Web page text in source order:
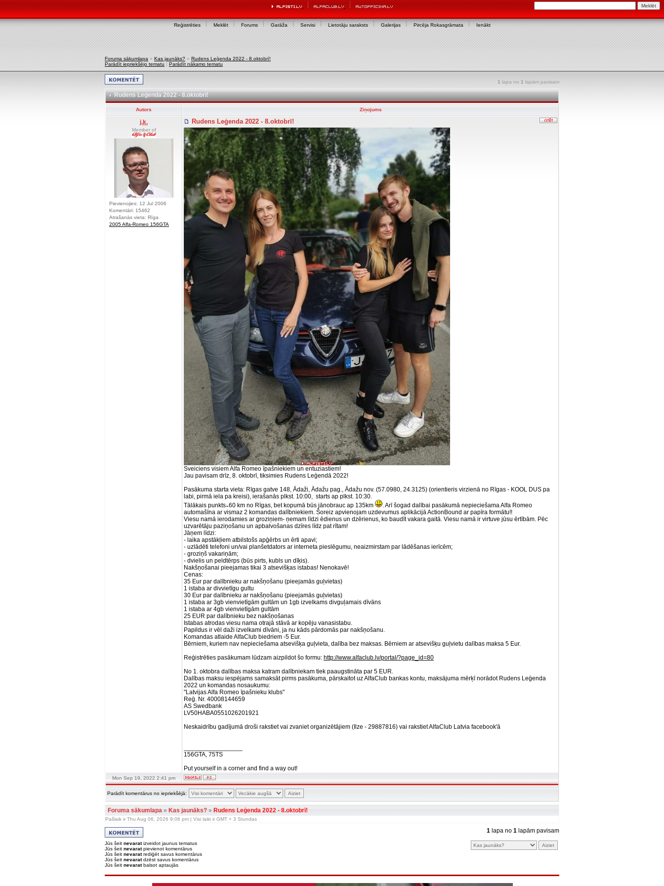
Reģistrēties Meklēt Forums Garāža Servisi Lietotāju saraksts Galerijas Pircēja Rokasgrāmata Ienākt
Foruma sākumlapa » Kas jaunāks? » Rudens Leģenda 2022 - 8.oktobrī!
Parādīt iepriekšējo tematu | Parādīt nākamo tematu
1 lapa no 1 lapām pavisam
Rudens Leģenda 2022 - 8.oktobrī!
Autors Ziņojums
j.k.
Member of
Pievienojies: 12 Jul 2006
Komentāri: 15462
Atrašanās vieta: Rīga
2005 Alfa-Romeo 156GTA
Rudens Leģenda 2022 - 8.oktobrī!
Sveiciens visiem Alfa Romeo īpašniekiem un entuziastiem!
Jau pavisam drīz, 8. oktobrī, tiksimies Rudens Leģendā 2022!
Pasākuma starta vieta: Rīgas gatve 148, Ādaži, Ādažu pag., Ādažu nov. (57.0980, 24.3125) (orientieris virzienā no Rīgas - KOOL DUS pa
labi, pirmā iela pa kreisi), ierašanās plkst. 10:00, starts ap plkst. 10:30.
Tālākais punkts ̴ 60 km no Rīgas, bet kopumā būs jānobrauc ap 135km
. Arī šogad dalībai pasākumā nepieciešama Alfa Romeo
automašīna ar vismaz 2 komandas dalībniekiem. Šoreiz apvienojam uzdevumus aplikācijā ActionBound ar papīra formātu!!
Viesu namā ierodamies ar groziņiem- ņemam līdzi ēdienus un dzērienus, ko baudīt vakara gaitā. Viesu namā ir virtuve jūsu ērtībām. Pēc
uzvarētāju paziņošanu un apbalvošanas dzīres līdz pat rītam!
Jāņem līdzi:
- laika apstākļiem atbilstošs apģērbs un ērti apavi;
- uzlādēti telefoni un/vai planšetdators ar interneta pieslēgumu, neaizmirstam par lādēšanas ierīcēm;
- groziņš vakariņām;
- dvielis un peldtērps (būs pirts, kubls un dīķis).
Nakšņošanai pieejamas tikai 3 atsevišķas istabas! Nenokavē!
Cenas:
35 Eur par dalībnieku ar nakšņošanu (pieejamās guļvietas)
1 istaba ar divvietīgu gultu
30 Eur par dalībnieku ar nakšņošanu (pieejamās guļvietas)
1 istaba ar 3gb vienvietīgām gultām un 1gb izvelkams divguļamais dīvāns
1 istaba ar 4gb vienvietīgām gultām
25 EUR par dalībnieku bez nakšņošanas
Istabas atrodas viesu nama otrajā stāvā ar kopēju vanasistabu.
Papildus ir vēl daži izvelkami dīvāni, ja nu kāds pārdomās par nakšņošanu.
Komandas atlaide AlfaClub biedriem -5 Eur.
Bērniem, kuriem nav nepieciešama atsevišķa guļvieta, dalība bez maksas. Bērniem ar atsevišķu guļvietu dalības maksa 5 Eur.
Reģistrēties pasākumam lūdzam aizpildot šo formu: http://www.alfaclub.lv/portal/?page_id=80
No 1. oktobra dalības maksa katram dalībniekam tiek paaugstināta par 5 EUR.
Dalības maksu iespējams samaksāt pirms pasākuma, pārskaitot uz AlfaClub bankas kontu, maksājuma mērķī norādot Rudens Leģenda
2022 un komandas nosaukumu:
"Latvijas Alfa Romeo īpašnieku klubs"
Reģ. Nr. 40008144659
AS Swedbank
LV50HABA0551026201921
Neskaidrību gadījumā droši rakstiet vai zvaniet organizētājiem (Ilze - 29887816) vai rakstiet AlfaClub Latvia facebook'ā
156GTA, 75TS
Put yourself in a corner and find a way out!
Mon Sep 19, 2022 2:41 pm
Parādīt komentārus no iepriekšējā:
Foruma sākumlapa»Kas jaunāks?»Rudens Leģenda 2022 - 8.oktobrī!
Pašlaik ir Thu Aug 06, 2026 9:06 pm | Visi laiki ir GMT + 3 Stundas
1 lapa no 1 lapām pavisam
Jūs šeit nevaratizveidot jaunus tematus
Jūs šeit nevaratpievienot komentārus
Jūs šeit nevaratrediģēt savus komentārus
Jūs šeit nevaratdzēst savus komentārus
Jūs šeit nevaratbalsot aptaujās